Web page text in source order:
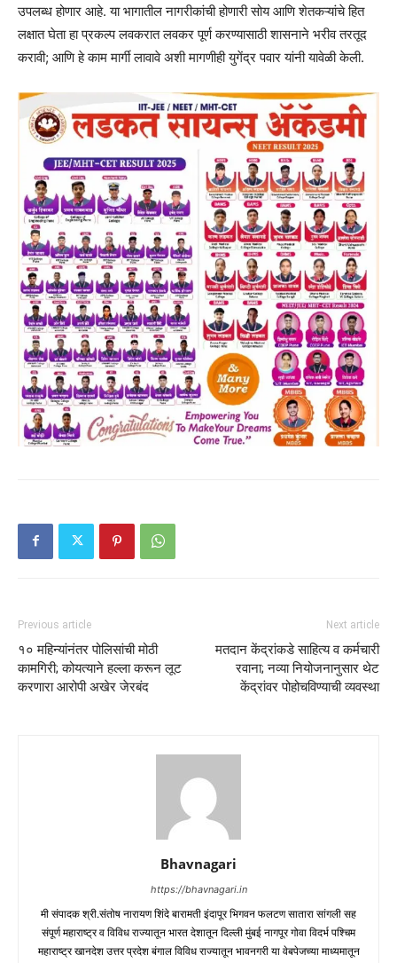
उपलब्ध होणार आहे. या भागातील नागरीकांची होणारी सोय आणि शेतकऱ्यांचे हित
लक्षात घेता हा प्रकल्प लवकरात लवकर पूर्ण करण्यासाठी शासनाने भरीव तरतूद
करावी; आणि हे काम मार्गी लावावे अशी मागणीही युगेंद्र पवार यांनी यावेळी केली.
Previous article
१० महिन्यांनंतर पोलिसांची मोठी
कामगिरी; कोयत्याने हल्ला करून लूट
करणारा आरोपी अखेर जेरबंद
Next article
मतदान केंद्रांकडे साहित्य व कर्मचारी
रवाना; नव्या नियोजनानुसार थेट
केंद्रांवर पोहोचविण्याची व्यवस्था
Bhavnagari
https://bhavnagari.in
मी संपादक श्री.संतोष नारायण शिंदे बारामती इंदापूर भिगवन फलटण सातारा सांगली सह
संपूर्ण महाराष्ट्र व विविध राज्यातून भारत देशातून दिल्ली मुंबई नागपूर गोवा विदर्भ पश्चिम
महाराष्ट्र खानदेश उत्तर प्रदेश बंगाल विविध राज्यातून भावनगरी या वेबपेजच्या माध्यमातून